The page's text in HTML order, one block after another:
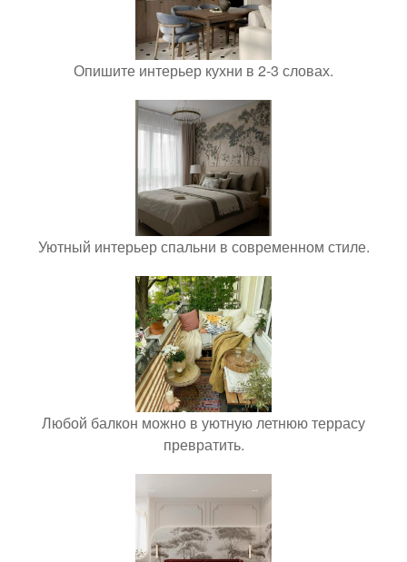
Опишите интерьер кухни в 2-3 словах.
Уютный интерьер спальни в современном стиле.
Любой балкон можно в уютную летнюю террасу
превратить.